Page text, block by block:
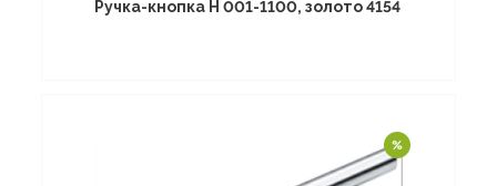
Ручка-кнопка Н 001-1100, золото 4154